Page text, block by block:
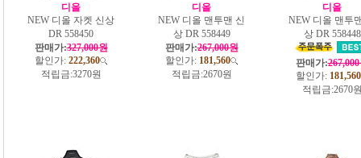
디올
NEW 디올 자켓 신상
DR 558450
판매가:327,000원
할인가: 222,360
적립금:3270원
디올
NEW 디올 맨투맨 신
상 DR 558449
판매가:267,000원
할인가: 181,560
적립금:2670원
디올
NEW 디올 맨투
상 DR 558448
판매가:
할인가: 181,560
적립금:2670